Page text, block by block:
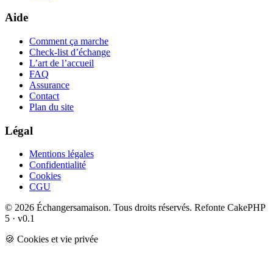
Aide
Comment ça marche
Check-list d’échange
L’art de l’accueil
FAQ
Assurance
Contact
Plan du site
Légal
Mentions légales
Confidentialité
Cookies
CGU
© 2026 Échangersamaison. Tous droits réservés. Refonte CakePHP
5 · v0.1
🍪 Cookies et vie privée